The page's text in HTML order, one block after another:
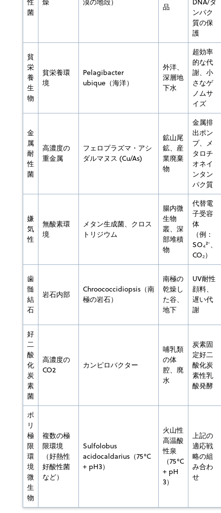
菌
品
ンパク
質の保
護
貧
栄
養
生
物
貧栄養環
境
Pelagibacter
ubique（海洋）
外洋、
深層地
下水
超効率
的な代
謝、小
さなゲ
ノムサ
イズ
金
属
耐
性
菌
高濃度の
重金属
フェロプラズマ・アシ
ダルマヌス (Cu/As)
鉱山尾
鉱、産
業廃棄
物
金属排
出ポン
プ、メ
タロチ
オネイ
ンタン
パク質
嫌
気
性
無酸素環
境
メタン生成菌、クロス
トリジウム
腸内微
生物
叢、深
部堆積
物
代替電
子受容
体
（例：
SO₄²⁻、
CO₂）
歯
髄
結
石
岩石内部
Chroococcidiopsis（南
極の岩石）
南極の
乾燥し
た谷、
地下
UV耐性
顔料、
遅い代
謝
好
二
酸
化
炭
素
菌
高濃度の
CO2
カンピロバクター
哺乳類
の体
腔、廃
水
炭素固
定好二
酸化炭
素性乳
酸発酵
ポ
リ
極
限
環
境
微
生
物
複数の極
限環境
（好熱性
好酸性菌
など）
Sulfolobus
acidocaldarius（75°C
+ pH3）
火山性
高温酸
性泉
（75°C
+ pH
3）
上記の
適応戦
略の組
み合わ
せ